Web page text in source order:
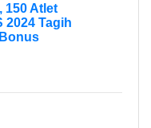
150 Atlet
2024 Tagih